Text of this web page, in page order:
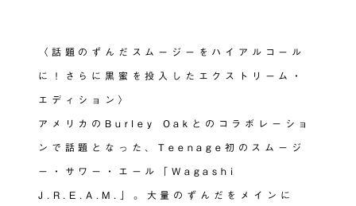
〈話題のずんだスムージーをハイアルコール
に！さらに黒蜜を投入したエクストリーム・
エディション〉
アメリカのBurley Oakとのコラボレーショ
ンで話題となった、Teenage初のスムージ
ー・サワー・エール「Wagashi
J.R.E.A.M.」。大量のずんだをメインに